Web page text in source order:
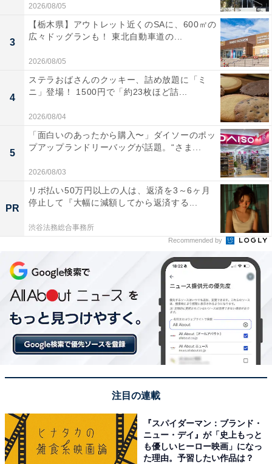
2026/08/05
3
【栃木県】アウトレット近くのSAに、600㎡の
広々ドッグランも！ 東北自動車道の...
2026/08/05
4
ステラおばさんのクッキー、詰め放題に「ミ
ニ」登場！ 1500円で「約23枚ほど詰...
2026/08/04
5
「面白いのあったから購入〜」ダイソーのポッ
プアップランドリーバッグが話題。“さま...
2026/08/03
PR
リボ払い50万円以上の人は、返済を3～6ヶ月
停止して『大幅に減額してから返済する...
渋谷法務総合事務所
Recommended by
注目の連載
『スパイダーマン：ブランド・
ニュー・デイ』が「史上もっと
も優しいヒーロー映画」になっ
た理由。予習したい作品は？